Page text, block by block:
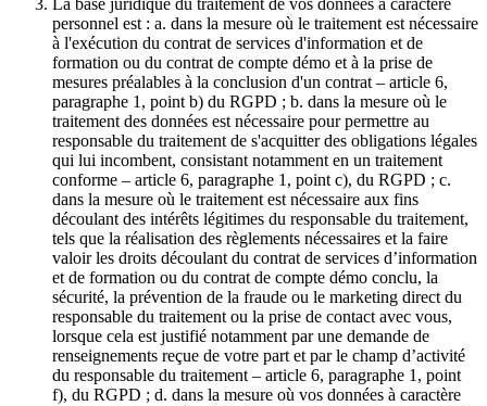
La base juridique du traitement de vos données à caractère
personnel est : a. dans la mesure où le traitement est nécessaire
à l'exécution du contrat de services d'information et de
formation ou du contrat de compte démo et à la prise de
mesures préalables à la conclusion d'un contrat – article 6,
paragraphe 1, point b) du RGPD ; b. dans la mesure où le
traitement des données est nécessaire pour permettre au
responsable du traitement de s'acquitter des obligations légales
qui lui incombent, consistant notamment en un traitement
conforme – article 6, paragraphe 1, point c), du RGPD ; c.
dans la mesure où le traitement est nécessaire aux fins
découlant des intérêts légitimes du responsable du traitement,
tels que la réalisation des règlements nécessaires et la faire
valoir les droits découlant du contrat de services d’information
et de formation ou du contrat de compte démo conclu, la
sécurité, la prévention de la fraude ou le marketing direct du
responsable du traitement ou la prise de contact avec vous,
lorsque cela est justifié notamment par une demande de
renseignements reçue de votre part et par le champ d’activité
du responsable du traitement – article 6, paragraphe 1, point
f), du RGPD ; d. dans la mesure où vos données à caractère